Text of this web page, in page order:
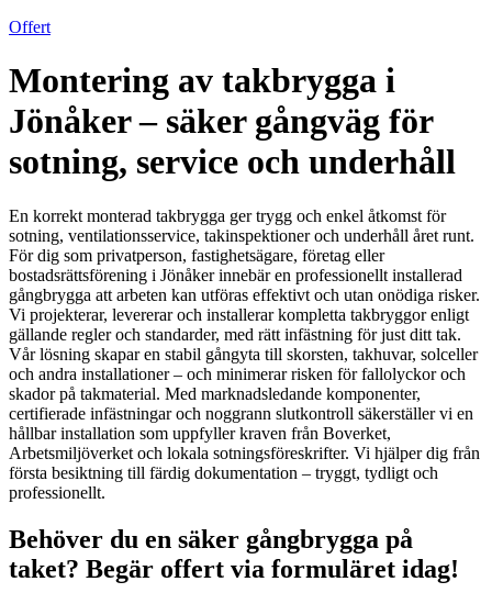
Offert
Montering av takbrygga i
Jönåker – säker gångväg för
sotning, service och underhåll
En korrekt monterad takbrygga ger trygg och enkel åtkomst för
sotning, ventilationsservice, takinspektioner och underhåll året runt.
För dig som privatperson, fastighetsägare, företag eller
bostadsrättsförening i Jönåker innebär en professionellt installerad
gångbrygga att arbeten kan utföras effektivt och utan onödiga risker.
Vi projekterar, levererar och installerar kompletta takbryggor enligt
gällande regler och standarder, med rätt infästning för just ditt tak.
Vår lösning skapar en stabil gångyta till skorsten, takhuvar, solceller
och andra installationer – och minimerar risken för fallolyckor och
skador på takmaterial. Med marknadsledande komponenter,
certifierade infästningar och noggrann slutkontroll säkerställer vi en
hållbar installation som uppfyller kraven från Boverket,
Arbetsmiljöverket och lokala sotningsföreskrifter. Vi hjälper dig från
första besiktning till färdig dokumentation – tryggt, tydligt och
professionellt.
Behöver du en säker gångbrygga på
taket? Begär offert via formuläret idag!